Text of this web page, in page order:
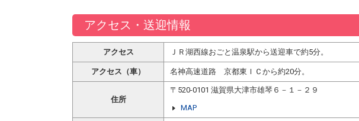
アクセス・送迎情報
アクセス ＪＲ湖西線おごと温泉駅から送迎車で約5分。
アクセス（車） 名神高速道路 京都東ＩＣから約20分。
住所
〒520-0101 滋賀県大津市雄琴６－１－２９
MAP